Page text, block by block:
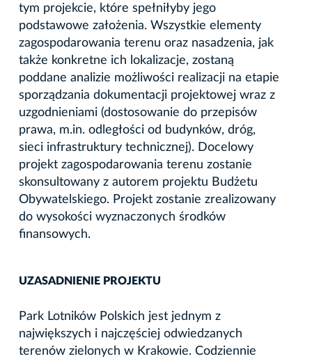
tym projekcie, które spełniłyby jego
podstawowe założenia. Wszystkie elementy
zagospodarowania terenu oraz nasadzenia, jak
także konkretne ich lokalizacje, zostaną
poddane analizie możliwości realizacji na etapie
sporządzania dokumentacji projektowej wraz z
uzgodnieniami (dostosowanie do przepisów
prawa, m.in. odległości od budynków, dróg,
sieci infrastruktury technicznej). Docelowy
projekt zagospodarowania terenu zostanie
skonsultowany z autorem projektu Budżetu
Obywatelskiego. Projekt zostanie zrealizowany
do wysokości wyznaczonych środków
finansowych.
UZASADNIENIE PROJEKTU
Park Lotników Polskich jest jednym z
największych i najczęściej odwiedzanych
terenów zielonych w Krakowie. Codziennie